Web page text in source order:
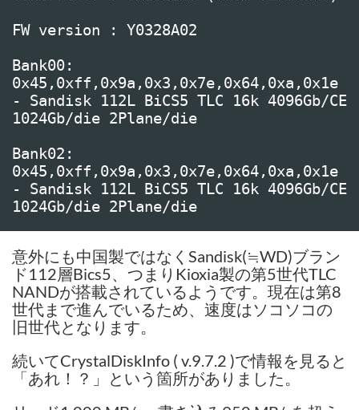
FW version : Y0328A02
Bank00:
0x45,0xff,0x9a,0x3,0x7e,0x64,0xa,0x1e
- Sandisk 112L BiCS5 TLC 16k 4096Gb/CE
1024Gb/die 2Plane/die
Bank02:
0x45,0xff,0x9a,0x3,0x7e,0x64,0xa,0x1e
- Sandisk 112L BiCS5 TLC 16k 4096Gb/CE
1024Gb/die 2Plane/die
意外にも中国製ではなくSandisk(≒WD)ブラン
ド112層Bics5、つまりKioxia製の第5世代TLC
NANDが搭載されているようです。現在は第8
世代まで進んでいるため、速度はソコソコの
旧世代となります。
続いてCrystalDiskInfo ( v.9.7.2 )で情報を見ると
「あれ！？」という箇所がありました。